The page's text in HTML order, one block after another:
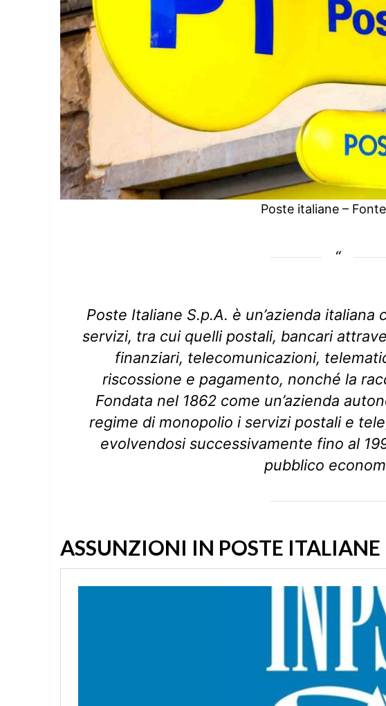
Poste italiane –
Poste Italiane S.p.A. è un’azienda
servizi, tra cui quelli postali, bancari
finanziari, telecomunicazioni,
riscossione e pagamento, nonché la
Fondata nel 1862 come un’azienda
regime di monopolio i servizi postali e
evolvendosi successivamente fino al
pubblico
ASSUNZIONI IN POSTE ITALIANE